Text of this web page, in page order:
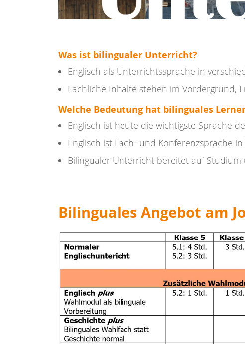
Was ist bilingualer Unterricht?
Englisch als Unterrichtssprache in
Fachliche Inhalte stehen im Vordergrund,
Welche Bedeutung hat bilinguales
Englisch ist heute die wichtigste Sprache
Englisch ist Fach- und Konferenzsprache
Bilingualer Unterricht bereitet auf Studium
Bilinguales Angebot am